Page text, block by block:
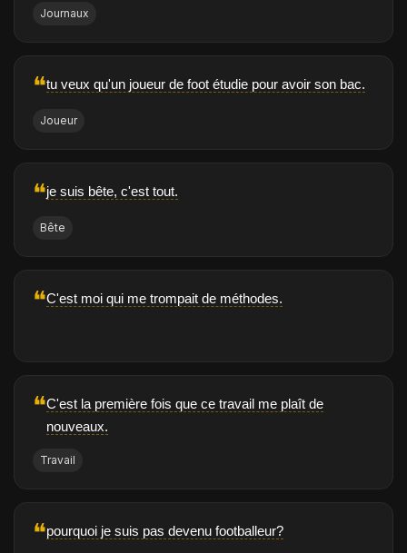
Journaux
❝tu veux qu'un joueur de foot étudie pour avoir son bac.
Joueur
❝je suis bête, c'est tout.
Bête
❝C'est moi qui me trompait de méthodes.
❝C'est la première fois que ce travail me plaît de
nouveaux.
Travail
❝pourquoi je suis pas devenu footballeur?